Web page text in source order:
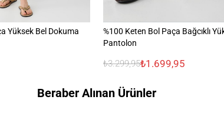
Yüksek Bel Dokuma
%100 Keten Bol Paça Bağcıklı
Pantolon
₺3.299,95₺1.699,95
Beraber Alınan Ürünler